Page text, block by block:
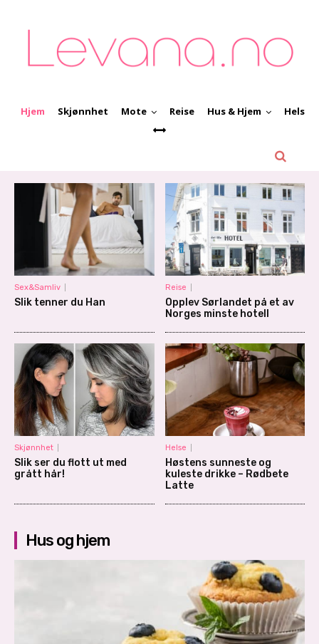
Hjem Skjønnhet Mote Reise Hus & Hjem Helse
Sex&Samliv
Slik tenner du Han
Reise
Opplev Sørlandet på et av
Norges minste hotell
Skjønnhet
Slik ser du flott ut med
grått hår!
Helse
Høstens sunneste og
kuleste drikke – Rødbete
Latte
Hus og hjem